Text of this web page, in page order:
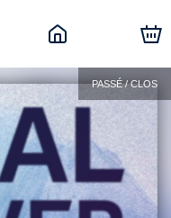
PASSÉ / CLOS